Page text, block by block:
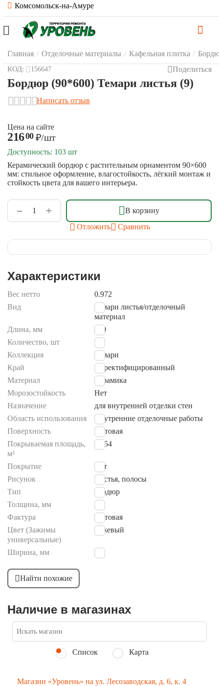
Комсомольск-на-Амуре
Главная / Отделочные материалы / Кафельная плитка /
КОД: 156647 Поделиться
Бордюр (90*600) Темари листья (9)
Написать отзыв
Цена на сайте
21600 ₽/шт
Доступность: 103 шт
Керамический бордюр с растительным орнаментом 90×600
мм: стильное оформление, влагостойкость, лёгкий монтаж и
стойкость цвета для вашего интерьера.
+
−
В корзину
Отложить
Сравнить
Характеристики
Вес нетто
0.972
Вид
Темари листья/отделочный
материал
Длина, мм
600
Количество, шт
9
Коллекция
Темари
Край
не ректифицированный
Материал
Керамика
Морозостойкость
Нет
Назначение
для внутренней отделки стен
Область использования
Внутренние отделочные работы
Поверхность
Матовая
Покрываемая площадь,
м²
0.054
Покрытие
Нет
Рисунок
Листья, полосы
Тип
бордюр
Толщина, мм
9
Фактура
Матовая
Цвет (Зажимы
универсальные)
бежевый
Ширина, мм 90
Найти похожие
Наличие в магазинах
Список Карта
Магазин «Уровень» на ул. Лесозаводская, д. 6, к. 4